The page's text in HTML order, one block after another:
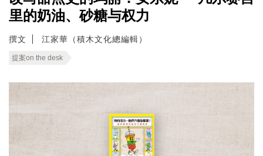
里的奶油、砂糖与权力
撰文 江家華（積木文化總編輯）
提案on the desk